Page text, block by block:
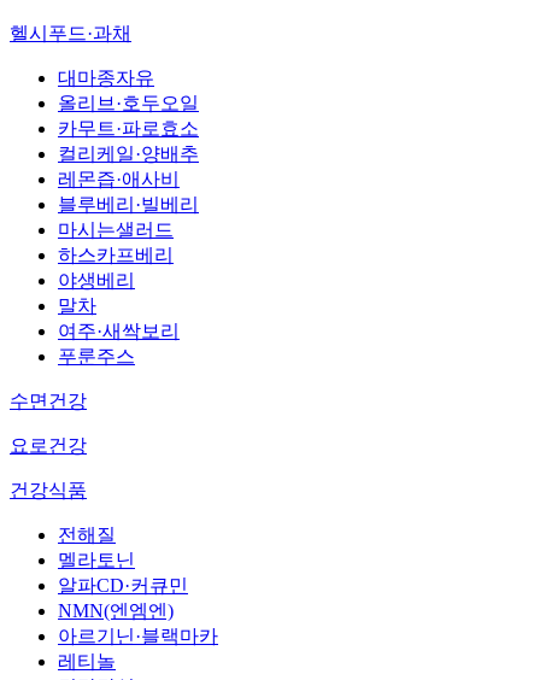
헬시푸드·과채
대마종자유
올리브·호두오일
카무트·파로효소
컬리케일·양배추
레몬즙·애사비
블루베리·빌베리
마시는샐러드
하스카프베리
야생베리
말차
여주·새싹보리
푸룬주스
수면건강
요로건강
건강식품
전해질
멜라토닌
알파CD·커큐민
NMN(엔엠엔)
아르기닌·블랙마카
레티놀